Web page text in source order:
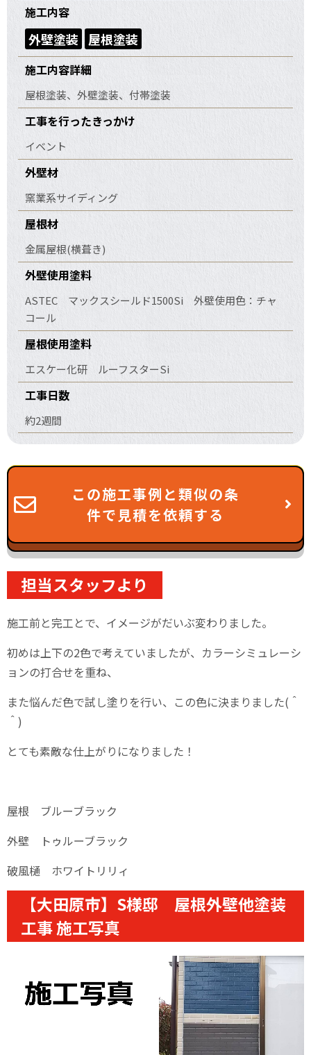
施工内容
外壁塗装 屋根塗装
施工内容詳細
屋根塗装、外壁塗装、付帯塗装
工事を行ったきっかけ
イベント
外壁材
窯業系サイディング
屋根材
金属屋根(横葺き)
外壁使用塗料
ASTEC マックスシールド1500Si 外壁使用色：チャ
コール
屋根使用塗料
エスケー化研 ルーフスターSi
工事日数
約2週間
この施工事例と類似の条
件で見積を依頼する
担当スタッフより
施工前と完工とで、イメージがだいぶ変わりました。
初めは上下の2色で考えていましたが、カラーシミュレーシ
ョンの打合せを重ね、
また悩んだ色で試し塗りを行い、この色に決まりました(＾
＾)
とても素敵な仕上がりになりました！
屋根 ブルーブラック
外壁 トゥルーブラック
破風樋 ホワイトリリィ
【大田原市】S様邸 屋根外壁他塗装
工事 施工写真